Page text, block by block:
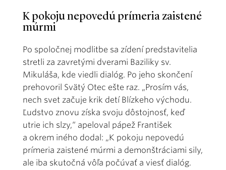
K pokoju nepovedú prímeria zaistené
múrmi
Po spoločnej modlitbe sa zídení predstavitelia
stretli za zavretými dverami Baziliky sv.
Mikuláša, kde viedli dialóg. Po jeho skončení
prehovoril Svätý Otec ešte raz. „Prosím vás,
nech svet začuje krik detí Blízkeho východu.
Ľudstvo znovu získa svoju dôstojnosť, keď
utrie ich slzy,“ apeloval pápež František
a okrem iného dodal: „K pokoju nepovedú
prímeria zaistené múrmi a demonštráciami sily,
ale iba skutočná vôľa počúvať a viesť dialóg.